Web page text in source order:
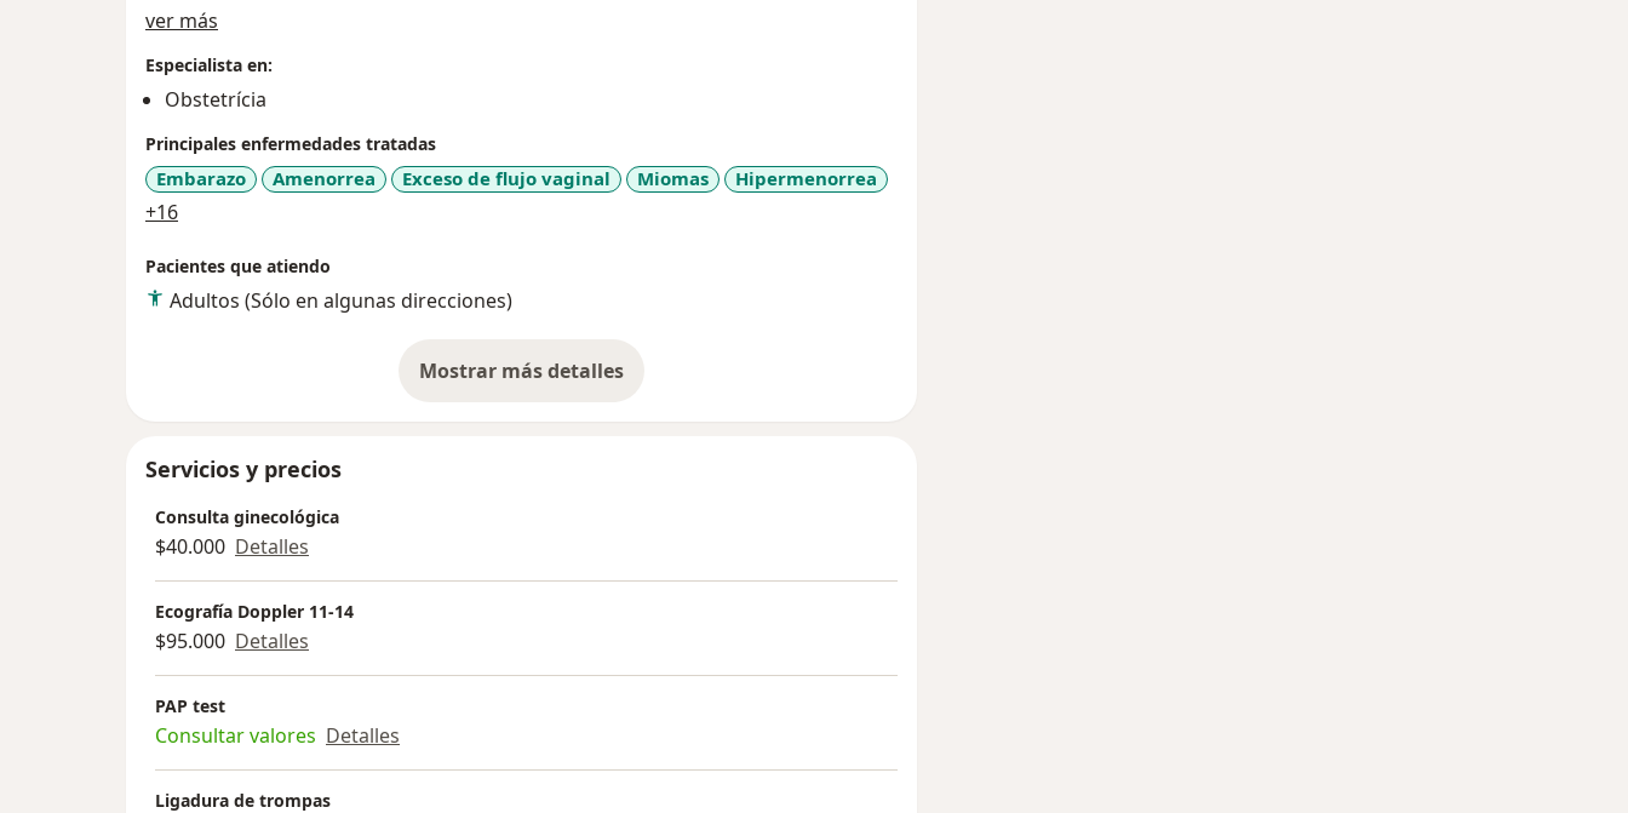
ver más
Especialista en:
Obstetrícia
Principales enfermedades tratadas
Embarazo Amenorrea Exceso de flujo vaginal Miomas Hipermenorrea
+16a11y_sr_more_diseases
Pacientes que atiendo
Adultos (Sólo en algunas direcciones)
Mostrar más detalles
sobre la experiencia
Servicios y precios
Consulta ginecológica
$40.000 Detalles
Ecografía Doppler 11-14
$95.000 Detalles
PAP test
Consultar valores Detalles
Ligadura de trompas